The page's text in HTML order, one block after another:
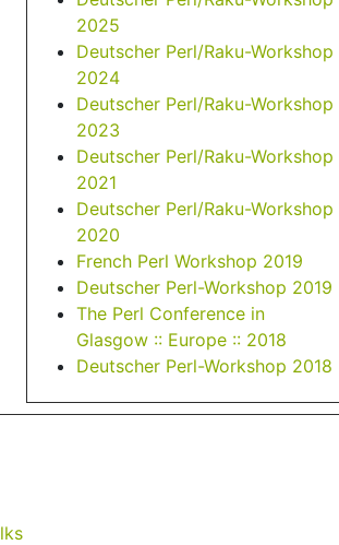
2025
Deutscher Perl/Raku-Workshop
2024
Deutscher Perl/Raku-Workshop
2023
Deutscher Perl/Raku-Workshop
2021
Deutscher Perl/Raku-Workshop
2020
French Perl Workshop 2019
Deutscher Perl-Workshop 2019
The Perl Conference in
Glasgow :: Europe :: 2018
Deutscher Perl-Workshop 2018